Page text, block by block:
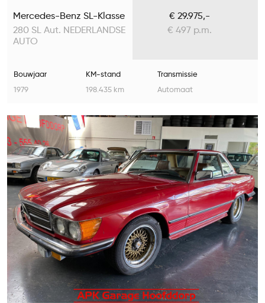
Mercedes-Benz SL-Klasse
280 SL Aut. NEDERLANDSE
AUTO
€ 29.975,-
€ 497 p.m.
Bouwjaar
1979
KM-stand
198.435 km
Transmissie
Automaat